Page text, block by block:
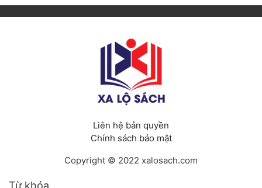
Liên hệ bản quyền
Chính sách bảo mật
Copyright © 2022 xalosach.com